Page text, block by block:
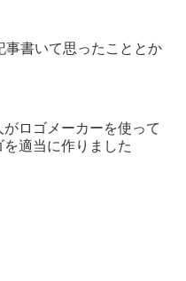
事書いて思ったこととか
がロゴメーカーを使って
適当に作りました